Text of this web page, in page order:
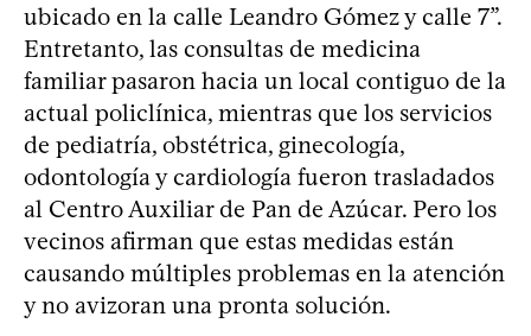
ubicado en la calle Leandro Gómez y calle 7”.
Entretanto, las consultas de medicina
familiar pasaron hacia un local contiguo de la
actual policlínica, mientras que los servicios
de pediatría, obstétrica, ginecología,
odontología y cardiología fueron trasladados
al Centro Auxiliar de Pan de Azúcar. Pero los
vecinos afirman que estas medidas están
causando múltiples problemas en la atención
y no avizoran una pronta solución.